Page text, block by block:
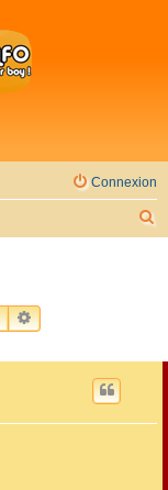
Connexion
r
RECHERCHER
RECHERCHE